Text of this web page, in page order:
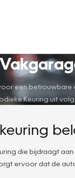
een
Keuring uit
die bijdraagt
ervoor dat de